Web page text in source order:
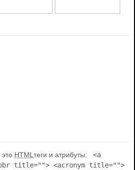
HTMLтеги и атрибуты:
<a
title=""> <acronym title="">